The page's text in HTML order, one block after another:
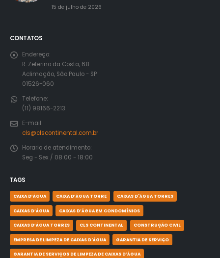
15 de julho de 2026
CONTATOS
Endereço:
R. Zeferino da Costa, 68
Aclimação, São Paulo - SP
01526-060
Telefone:
(11) 98166-2213
E-mail:
cls@clscontinental.com.br
Horario de atendimento:
Seg - Sex / 08:00 - 18:00
TAGS
CAIXA D’ÁGUA CAIXA D’ÁGUA TORRE CAIXAS D'ÁGUA TORRES
CAIXAS D’ÁGUA CAIXAS D’ÁGUA EM CONDOMÍNIOS
CAIXAS D’ÁGUA TORRES CLS CONTINENTAL CONSTRUÇÃO CIVIL
EMPRESA DE LIMPEZA DE CAIXAS D'ÁGUA GARANTIA DE SERVIÇO
GARANTIA DE SERVIÇOS DE LIMPEZA DE CAIXAS D’ÁGUA